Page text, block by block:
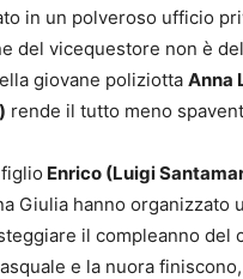
in un polveroso ufficio
del vicequestore non è
giovane poliziotta Anna
rende il tutto meno
Enrico (Luigi
Giulia hanno organizzato
il compleanno del
e la nuora